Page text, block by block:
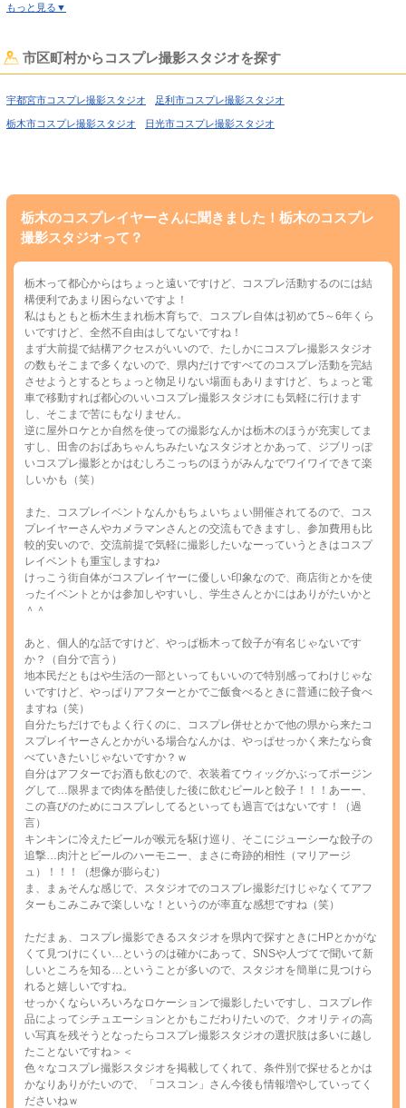
小岩のコスプレ撮影スタジオ
梅田のコスプレ撮影スタジオ 西中島のコスプレ撮影スタジオ
長野のコスプレ撮影スタジオ 北海道のコスプレ撮影スタジオ
静岡のコスプレ撮影スタジオ 新潟のコスプレ撮影スタジオ
栃木のコスプレ撮影スタジオ 兵庫のコスプレ撮影スタジオ
神戸のコスプレ撮影スタジオ 岡山のコスプレ撮影スタジオ
広島のコスプレ撮影スタジオ 和歌山のコスプレ撮影スタジオ
佐賀のコスプレ撮影スタジオ 京都のコスプレ撮影スタジオ
群馬のコスプレ撮影スタジオ 滋賀のコスプレ撮影スタジオ
長崎のコスプレ撮影スタジオ 沖縄のコスプレ撮影スタジオ
奈良のコスプレ撮影スタジオ 茨城のコスプレ撮影スタジオ
青森のコスプレ撮影スタジオ 秋田のコスプレ撮影スタジオ
福島のコスプレ撮影スタジオ
岐阜のコスプレ撮影スタジオ 福井のコスプレ撮影スタジオ
山梨のコスプレ撮影スタジオ 熊本のコスプレ撮影スタジオ
宮崎のコスプレ撮影スタジオ 鹿児島のコスプレ撮影スタジオ
もっと見る▼
市区町村からコスプレ撮影スタジオを探す
宇都宮市コスプレ撮影スタジオ 足利市コスプレ撮影スタジオ
栃木市コスプレ撮影スタジオ 日光市コスプレ撮影スタジオ
栃木のコスプレイヤーさんに聞きました！栃木のコスプレ
撮影スタジオって？
栃木って都心からはちょっと遠いですけど、コスプレ活動するのには結
構便利であまり困らないですよ！
私はもともと栃木生まれ栃木育ちで、コスプレ自体は初めて5～6年くら
いですけど、全然不自由はしてないですね！
まず大前提で結構アクセスがいいので、たしかにコスプレ撮影スタジオ
の数もそこまで多くないので、県内だけですべてのコスプレ活動を完結
させようとするとちょっと物足りない場面もありますけど、ちょっと電
車で移動すれば都心のいいコスプレ撮影スタジオにも気軽に行けます
し、そこまで苦にもなりません。
逆に屋外ロケとか自然を使っての撮影なんかは栃木のほうが充実してま
すし、田舎のおばあちゃんちみたいなスタジオとかあって、ジブリっぽ
いコスプレ撮影とかはむしろこっちのほうがみんなでワイワイできて楽
しいかも（笑）
また、コスプレイベントなんかもちょいちょい開催されてるので、コス
プレイヤーさんやカメラマンさんとの交流もできますし、参加費用も比
較的安いので、交流前提で気軽に撮影したいなーっていうときはコスプ
レイベントも重宝しますね♪
けっこう街自体がコスプレイヤーに優しい印象なので、商店街とかを使
ったイベントとかは参加しやすいし、学生さんとかにはありがたいかと
＾＾
あと、個人的な話ですけど、やっぱ栃木って餃子が有名じゃないです
か？（自分で言う）
地本民だともはや生活の一部といってもいいので特別感ってわけじゃな
いですけど、やっぱりアフターとかでご飯食べるときに普通に餃子食べ
ますね（笑）
自分たちだけでもよく行くのに、コスプレ併せとかで他の県から来たコ
スプレイヤーさんとかがいる場合なんかは、やっぱせっかく来たなら食
べていきたいじゃないですか？ｗ
自分はアフターでお酒も飲むので、衣装着てウィッグかぶってポージン
グして…限界まで肉体を酷使した後に飲むビールと餃子！！！あーー、
この喜びのためにコスプレしてるといっても過言ではないです！（過
言）
キンキンに冷えたビールが喉元を駆け巡り、そこにジューシーな餃子の
追撃…肉汁とビールのハーモニー、まさに奇跡的相性（マリアージ
ュ）！！！（想像が膨らむ）
ま、まぁそんな感じで、スタジオでのコスプレ撮影だけじゃなくてアフ
ターもこみこみで楽しいな！というのが率直な感想ですね（笑）
ただまぁ、コスプレ撮影できるスタジオを県内で探すときにHPとかがな
くて見つけにくい…というのは確かにあって、SNSや人づてで聞いて新
しいところを知る…ということが多いので、スタジオを簡単に見つけら
れると嬉しいですね。
せっかくならいろいろなロケーションで撮影したいですし、コスプレ作
品によってシチュエーションとかもこだわりたいので、クオリティの高
い写真を残そうとなったらコスプレ撮影スタジオの選択肢は多いに越し
たことないですね＞＜
色々なコスプレ撮影スタジオを掲載してくれて、条件別で探せるとかは
かなりありがたいので、「コスコン」さん今後も情報増やしていってく
ださいねｗ